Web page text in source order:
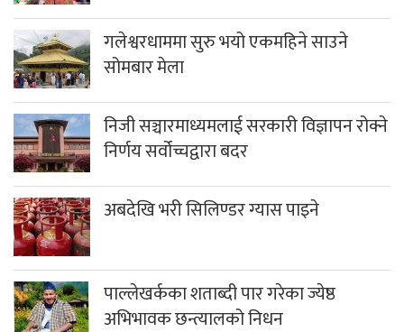
गलेश्वरधाममा सुरु भयो एकमहिने साउने
सोमबार मेला
निजी सञ्चारमाध्यमलाई सरकारी विज्ञापन रोक्ने
निर्णय सर्वोच्चद्वारा बदर
अबदेखि भरी सिलिण्डर ग्यास पाइने
पाल्लेखर्कका शताब्दी पार गरेका ज्येष्ठ
अभिभावक छन्त्यालको निधन